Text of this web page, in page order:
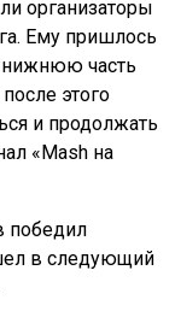
организаторы
Ему пришлось
нижнюю часть
этого
и продолжать
«Mash на
победил
в следующий